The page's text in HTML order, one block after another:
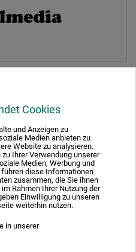
Cookies
und Anzeigen zu
Medien anbieten zu
Website zu analysieren.
Ihrer Verwendung unserer
Medien, Werbung und
diese Informationen
zusammen, die Sie ihnen
Rahmen Ihrer Nutzung der
Einwilligung zu unseren
weiterhin nutzen.
in unserer